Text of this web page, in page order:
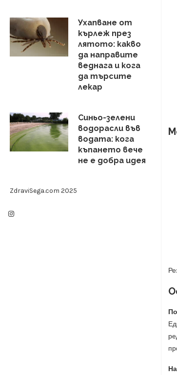
Ухапване от
кърлеж през
лятото: какво
да направите
веднага и кога
да търсите
лекар
Синьо-зелени
водорасли във
водата: кога
къпането вече
не е добра идея
ZdraviSega.com 2025